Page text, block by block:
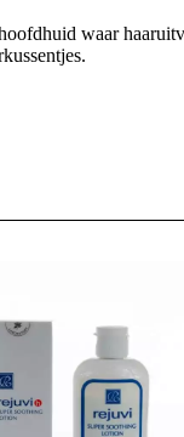
waar